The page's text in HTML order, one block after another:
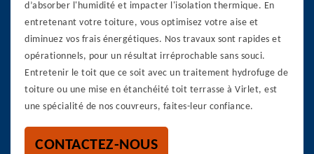
d’absorber l'humidité et impacter l'isolation thermique. En
entretenant votre toiture, vous optimisez votre aise et
diminuez vos frais énergétiques. Nos travaux sont rapides et
opérationnels, pour un résultat irréprochable sans souci.
Entretenir le toit que ce soit avec un traitement hydrofuge de
toiture ou une mise en étanchéité toit terrasse à Virlet, est
une spécialité de nos couvreurs, faites-leur confiance.
CONTACTEZ-NOUS